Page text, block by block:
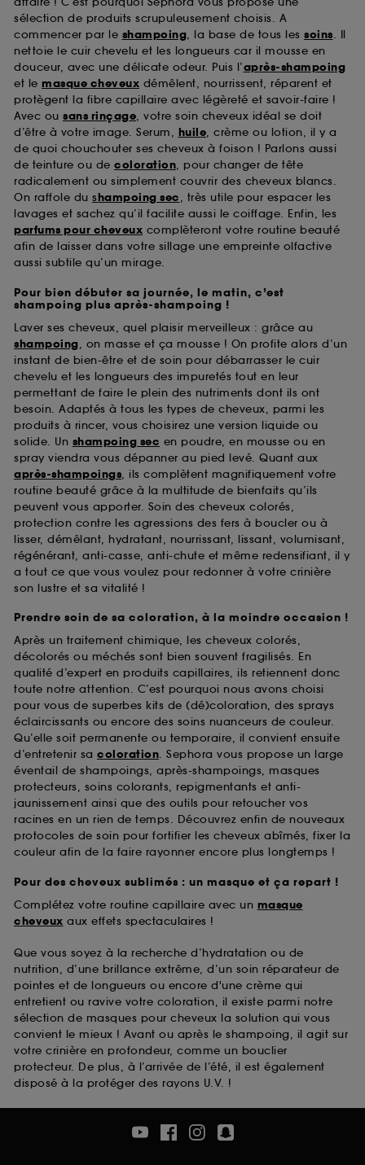
sélection de produits scrupuleusement choisis. A
commencer par le shampoing, la base de tous les soins. Il
nettoie le cuir chevelu et les longueurs car il mousse en
douceur, avec une délicate odeur. Puis l’après-shampoing
et le masque cheveux démêlent, nourrissent, réparent et
protègent la fibre capillaire avec légèreté et savoir-faire !
Avec ou sans rinçage, votre soin cheveux idéal se doit
d’être à votre image. Serum, huile, crème ou lotion, il y a
de quoi chouchouter ses cheveux à foison ! Parlons aussi
de teinture ou de coloration, pour changer de tête
radicalement ou simplement couvrir des cheveux blancs.
On raffole du shampoing sec, très utile pour espacer les
lavages et sachez qu’il facilite aussi le coiffage. Enfin, les
parfums pour cheveux complèteront votre routine beauté
afin de laisser dans votre sillage une empreinte olfactive
aussi subtile qu’un mirage.
Pour bien débuter sa journée, le matin, c’est
shampoing plus après-shampoing !
Laver ses cheveux, quel plaisir merveilleux : grâce au
shampoing, on masse et ça mousse ! On profite alors d’un
instant de bien-être et de soin pour débarrasser le cuir
chevelu et les longueurs des impuretés tout en leur
permettant de faire le plein des nutriments dont ils ont
besoin. Adaptés à tous les types de cheveux, parmi les
produits à rincer, vous choisirez une version liquide ou
solide. Un shampoing sec en poudre, en mousse ou en
spray viendra vous dépanner au pied levé. Quant aux
après-shampoings, ils complètent magnifiquement votre
routine beauté grâce à la multitude de bienfaits qu’ils
peuvent vous apporter. Soin des cheveux colorés,
protection contre les agressions des fers à boucler ou à
lisser, démêlant, hydratant, nourrissant, lissant, volumisant,
régénérant, anti-casse, anti-chute et même redensifiant, il y
a tout ce que vous voulez pour redonner à votre crinière
son lustre et sa vitalité !
Prendre soin de sa coloration, à la moindre occasion !
Après un traitement chimique, les cheveux colorés,
décolorés ou méchés sont bien souvent fragilisés. En
qualité d’expert en produits capillaires, ils retiennent donc
toute notre attention. C’est pourquoi nous avons choisi
pour vous de superbes kits de (dé)coloration, des sprays
éclaircissants ou encore des soins nuanceurs de couleur.
Qu’elle soit permanente ou temporaire, il convient ensuite
d’entretenir sa coloration. Sephora vous propose un large
éventail de shampoings, après-shampoings, masques
protecteurs, soins colorants, repigmentants et anti-
jaunissement ainsi que des outils pour retoucher vos
racines en un rien de temps. Découvrez enfin de nouveaux
protocoles de soin pour fortifier les cheveux abîmés, fixer la
couleur afin de la faire rayonner encore plus longtemps !
Pour des cheveux sublimés : un masque et ça repart !
Complétez votre routine capillaire avec un masque
cheveux aux effets spectaculaires !
Que vous soyez à la recherche d’hydratation ou de
nutrition, d’une brillance extrême, d’un soin réparateur de
pointes et de longueurs ou encore d'une crème qui
entretient ou ravive votre coloration, il existe parmi notre
sélection de masques pour cheveux la solution qui vous
convient le mieux ! Avant ou après le shampoing, il agit sur
votre crinière en profondeur, comme un bouclier
protecteur. De plus, à l’arrivée de l’été, il est également
disposé à la protéger des rayons U.V. !